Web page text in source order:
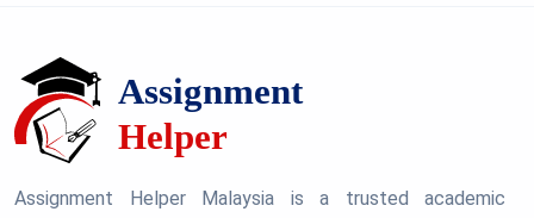
Assignment Helper Malaysia is a trusted academic